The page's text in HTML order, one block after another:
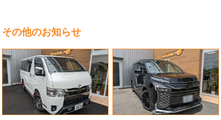
その他のお知らせ